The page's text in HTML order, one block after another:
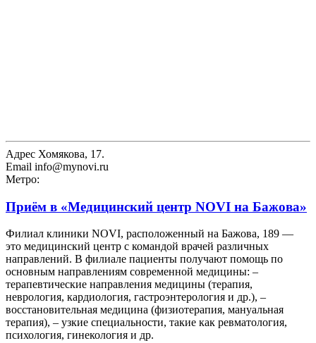
Адрес Хомякова, 17.
Email info@mynovi.ru
Метро:
Приём в «Медицинский центр NOVI на Бажова»
Филиал клиники NOVI, расположенный на Бажова, 189 —
это медицинский центр с командой врачей различных
направлений. В филиале пациенты получают помощь по
основным направлениям современной медицины: –
терапевтические направления медицины (терапия,
неврология, кардиология, гастроэнтерология и др.), –
восстановительная медицина (физиотерапия, мануальная
терапия), – узкие специальности, такие как ревматология,
психология, гинекология и др.